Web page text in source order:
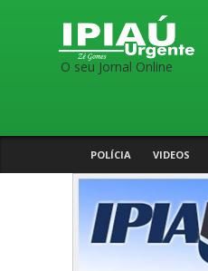
O seu Jornal Online
POLÍCIA VIDEOS